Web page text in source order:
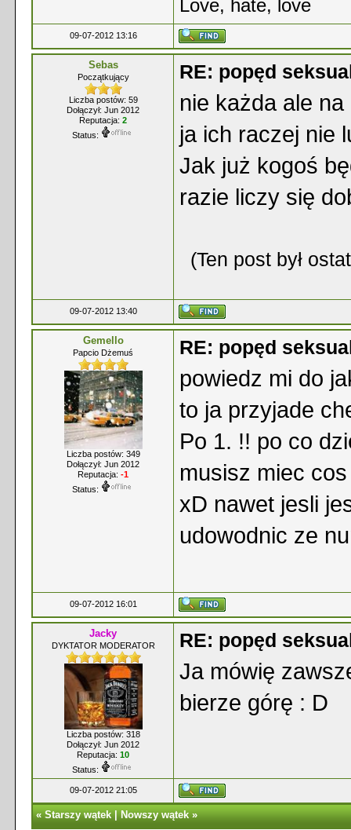
Love, hate, love
09-07-2012 13:16
Sebas
Początkujący
Liczba postów: 59
Dołączył: Jun 2012
Reputacja: 2
Status:
RE: popęd
nie każda ale
ja ich raczej nie
Jak już kogoś
razie liczy się
(Ten post był
09-07-2012 13:40
Gemello
Papcio Dżemuś
Liczba postów: 349
Dołączył: Jun 2012
Reputacja: -1
Status:
RE: popęd
powiedz mi do
to ja przyjade
Po 1. !! po co
musisz miec
xD nawet jesli
udowodnic ze
09-07-2012 16:01
Jacky
DYKTATOR MODERATOR
Liczba postów: 318
Dołączył: Jun 2012
Reputacja: 10
Status:
RE: popęd
Ja mówię
bierze górę : D
09-07-2012 21:05
«Starszy wątek|Nowszy wątek»